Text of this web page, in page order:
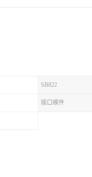
SB822
接口模件